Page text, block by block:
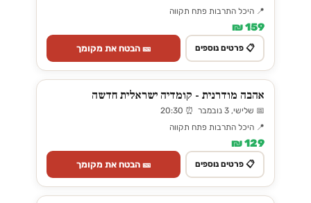
📍 היכל התרבות פתח תקווה
159 ₪
📋 פרטים נוספים 🎫 הבטח את מקומך
אהבה מודרנית - קומדיה ישראלית חדשה
📅 שלישי, 3 נובמבר ⏰ 20:30
📍 היכל התרבות פתח תקווה
129 ₪
📋 פרטים נוספים 🎫 הבטח את מקומך